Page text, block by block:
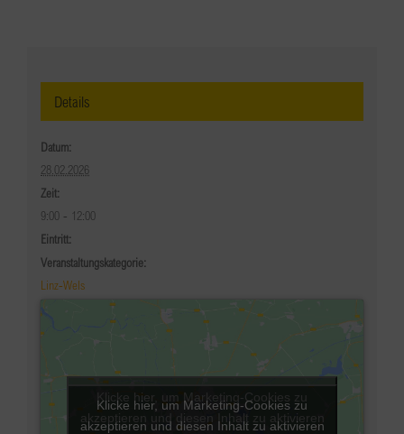
Details
Datum:
28.02.2026
Zeit:
9:00 - 12:00
Eintritt:
Veranstaltungskategorie:
Linz-Wels
Klicke hier, um Marketing-Cookies zu
akzeptieren und diesen Inhalt zu aktivieren
Klicke hier, um Marketing-Cookies zu
akzeptieren und diesen Inhalt zu aktivieren